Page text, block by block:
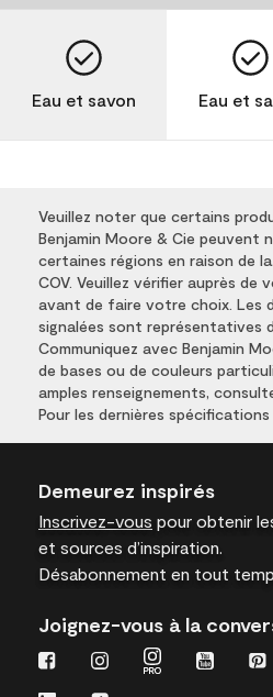
Eau et savon Eau et
Veuillez noter que certains
Benjamin Moore & Cie peuvent
certaines régions en raison de
COV. Veuillez vérifier auprès
avant de faire votre choix. Les
signalées sont représentatives
Communiquez avec Benjamin
de bases ou de couleurs
amples renseignements,
Pour les dernières
Demeurez inspirés
Inscrivez-vous pour obtenir
et sources d’inspiration.
Désabonnement en tout
Joignez-vous à la